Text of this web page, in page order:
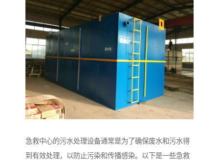
急救中心的污水处理设备通常是为了确保废水和污水得
到有效处理，以防止污染和传播感染。以下是一些急救